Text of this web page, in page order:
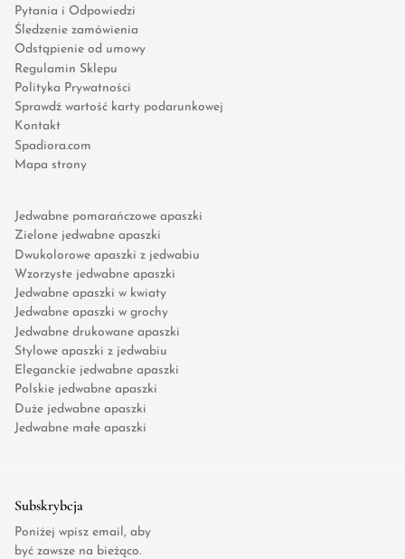
Pytania i Odpowiedzi
Śledzenie zamówienia
Odstąpienie od umowy
Regulamin Sklepu
Polityka Prywatności
Sprawdź wartość karty podarunkowej
Kontakt
Spadiora.com
Mapa strony
Jedwabne pomarańczowe apaszki
Zielone jedwabne apaszki
Dwukolorowe apaszki z jedwabiu
Wzorzyste jedwabne apaszki
Jedwabne apaszki w kwiaty
Jedwabne apaszki w grochy
Jedwabne drukowane apaszki
Stylowe apaszki z jedwabiu
Eleganckie jedwabne apaszki
Polskie jedwabne apaszki
Duże jedwabne apaszki
Jedwabne małe apaszki
Subskrybcja
Poniżej wpisz email, aby
być zawsze na bieżąco.